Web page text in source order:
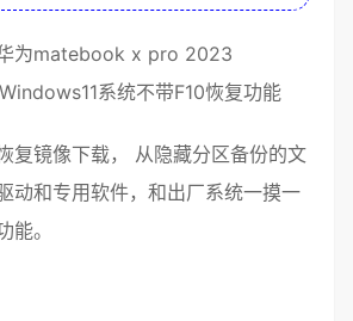
为matebook x pro 2023
Windows11系统不带F10恢复功能
复镜像下载， 从隐藏分区备份的文
动和专用软件，和出厂系统一摸一
能。